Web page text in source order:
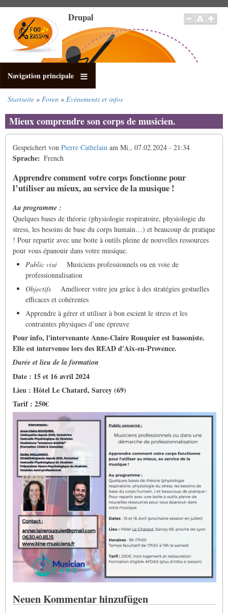
Inhalt
Drupal
Navigation principale
Startseite Foren Evénements et infos
Mieux comprendre son corps de musicien.
Gespeichert von Pierre Cathelain am Mi., 07.02.2024 - 21:34
Sprache French
Apprendre comment votre corps fonctionne pour
l’utiliser au mieux, au service de la musique !
Au programme :
Quelques bases de théorie (physiologie respiratoire, physiologie du
stress, les besoins de base du corps humain…) et beaucoup de pratique
! Pour repartir avec une boite à outils pleine de nouvelles ressources
pour vous épanouir dans votre musique.
Public visé
Musiciens professionnels ou en voie de
professionnalisation
Objectifs Améliorer votre jeu grâce à des stratégies gestuelles
efficaces et cohérentes
Apprendre à gérer et utiliser à bon escient le stress et les
contraintes physiques d’une épreuve
Pour info, l'intervenante Anne-Claire Rouquier est bassoniste.
Elle est intervenue lors des READ d'Aix-en-Provence.
Durée et lieu de la formation
Date : 15 et 16 avril 2024
Lieu : Hôtel Le Chatard, Sarcey (69)
Tarif : 250€
Neuen Kommentar hinzufügen